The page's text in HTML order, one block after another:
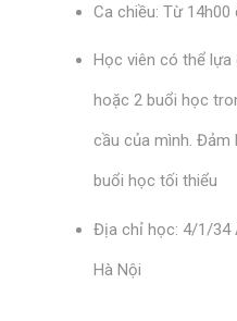
Ca chiều: Từ 14h00
Học viên có thể lựa
hoặc 2 buổi học
cầu của mình. Đảm
buổi học tối thiểu
Địa chỉ học: 4/1/34
Hà Nội